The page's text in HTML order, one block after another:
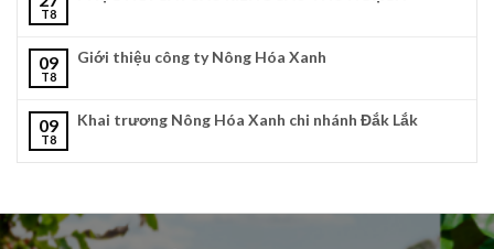
T8
09
T8
Giới thiệu công ty Nông Hóa Xanh
09
T8
Khai trương Nông Hóa Xanh chi nhánh Đắk Lắk